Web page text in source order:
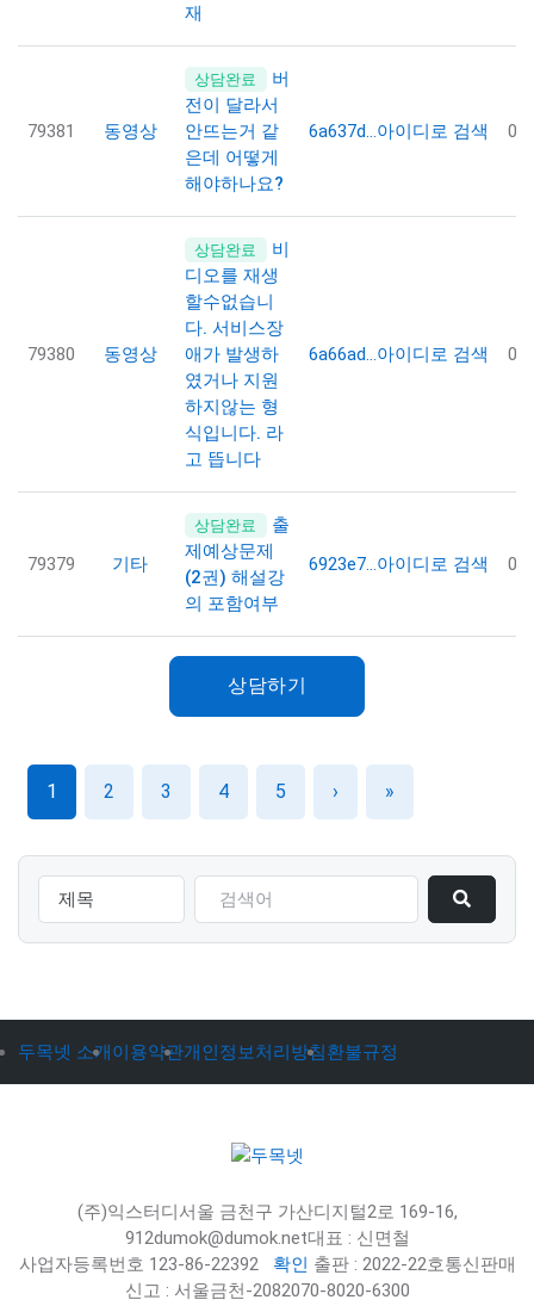
재
79381 동영상
상담완료
버
전이 달라서
안뜨는거 같
은데 어떻게
해야하나요?
6a637d… 아이디로 검색
79380 동영상
상담완료
비
디오를 재생
할수없습니
다. 서비스장
애가 발생하
였거나 지원
하지않는 형
식입니다. 라
고 뜹니다
6a66ad… 아이디로 검색
79379 기타
상담완료
출
제예상문제
(2권) 해설강
의 포함여부
6923e7… 아이디로 검색
상담하기
1 2 3 4 5 › »
두목넷 소개이용약관개인정보처리방침환불규정
(주)익스터디 서울 금천구 가산디지털2로 169-16,
912dumok@dumok.net대표 : 신면철
사업자등록번호 123-86-22392
확인 출판 : 2022-22호통신판매
신고 : 서울금천-2082070-8020-6300